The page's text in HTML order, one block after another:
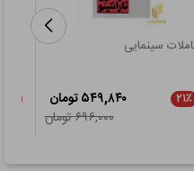
سینمایی
۲۱٪
۵۴۹,۸۴۰ تومان
۶۹۶,۰۰۰ تومان